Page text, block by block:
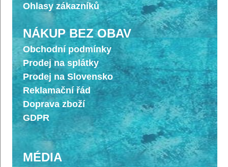
Ohlasy zákazníků
NÁKUP BEZ OBAV
Obchodní podmínky
Prodej na splátky
Prodej na Slovensko
Reklamační řád
Doprava zboží
GDPR
MÉDIA